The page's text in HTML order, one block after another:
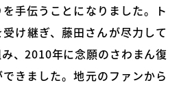
手伝うことになりました。ト
け継ぎ、藤田さんが尽力して
、2010年に念願のさわまん復
きました。地元のファンから